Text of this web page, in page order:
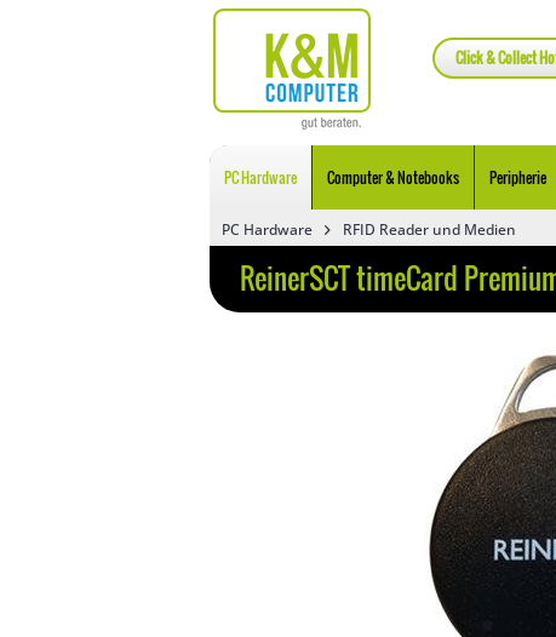
Click & Collect
PC Hardware Computer & Notebooks Peripherie
PC Hardware RFID Reader und Medien
ReinerSCT timeCard